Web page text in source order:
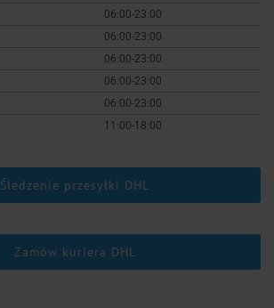
06:00-23:00
06:00-23:00
06:00-23:00
06:00-23:00
06:00-23:00
11:00-18:00
Śledzenie przesyłki DHL
Zamów kuriera DHL